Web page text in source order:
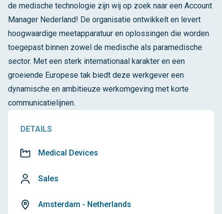
de medische technologie zijn wij op zoek naar een Account
Manager Nederland! De organisatie ontwikkelt en levert
hoogwaardige meetapparatuur en oplossingen die worden
toegepast binnen zowel de medische als paramedische
sector. Met een sterk internationaal karakter en een
groeiende Europese tak biedt deze werkgever een
dynamische en ambitieuze werkomgeving met korte
communicatielijnen.
DETAILS
Medical Devices
Sales
Amsterdam - Netherlands